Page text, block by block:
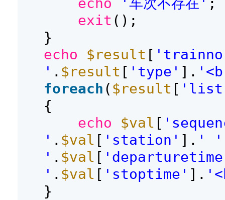
exit ();
}
echo
$result [
' . $result [ 'type' ].
foreach ( $result [
{
echo
$val [
' . $val [ 'station' ]. ' '
' . $val [
' . $val [ 'stoptime' ].
}